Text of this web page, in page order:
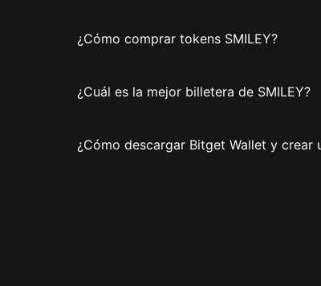
¿Cómo comprar tokens SMILEY?
¿Cuál es la mejor billetera de SMILEY?
¿Cómo descargar Bitget Wallet y crear